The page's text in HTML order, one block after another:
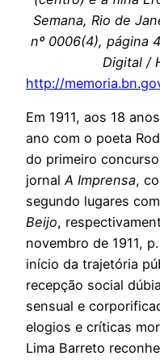
Semana, Rio de
nº 0006(4), página
Digital /
http://
Em 1911, aos 18
ano com o poeta
do primeiro
jornalA Imprensa,
segundo lugares
Beijo,
novembro de 1911,
início da trajetória
recepção social
sensual e
elogios e críticas
Lima Barreto